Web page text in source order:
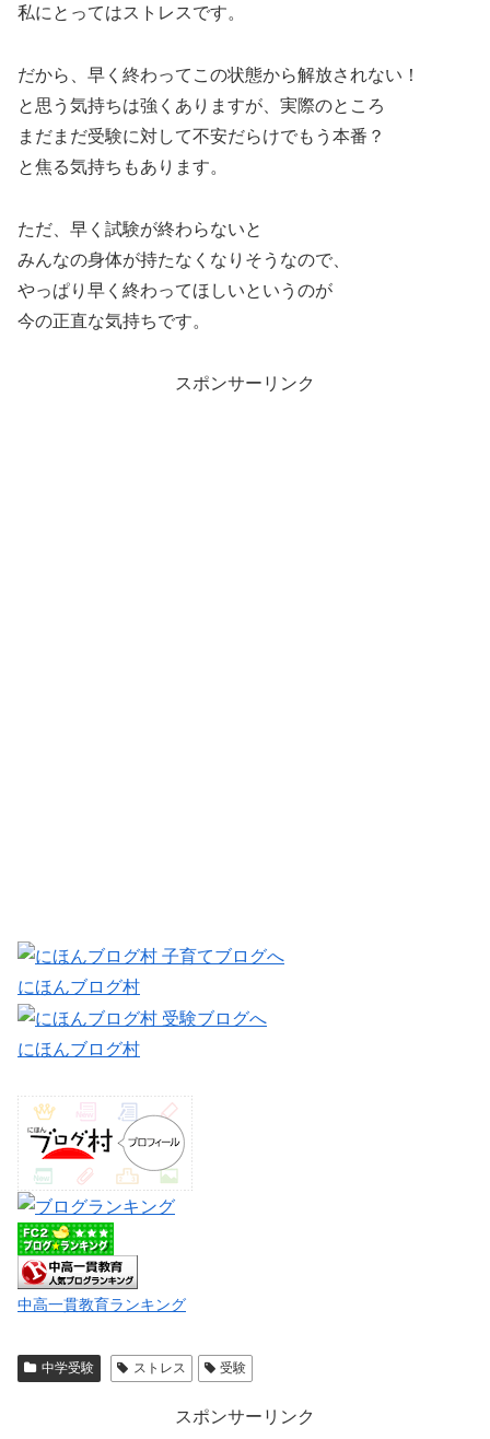
私にとってはストレスです。
だから、早く終わってこの状態から解放されない！
と思う気持ちは強くありますが、実際のところ
まだまだ受験に対して不安だらけでもう本番？
と焦る気持ちもあります。
ただ、早く試験が終わらないと
みんなの身体が持たなくなりそうなので、
やっぱり早く終わってほしいというのが
今の正直な気持ちです。
スポンサーリンク
にほんブログ村
にほんブログ村
中高一貫教育ランキング
中学受験 ストレス 受験
スポンサーリンク